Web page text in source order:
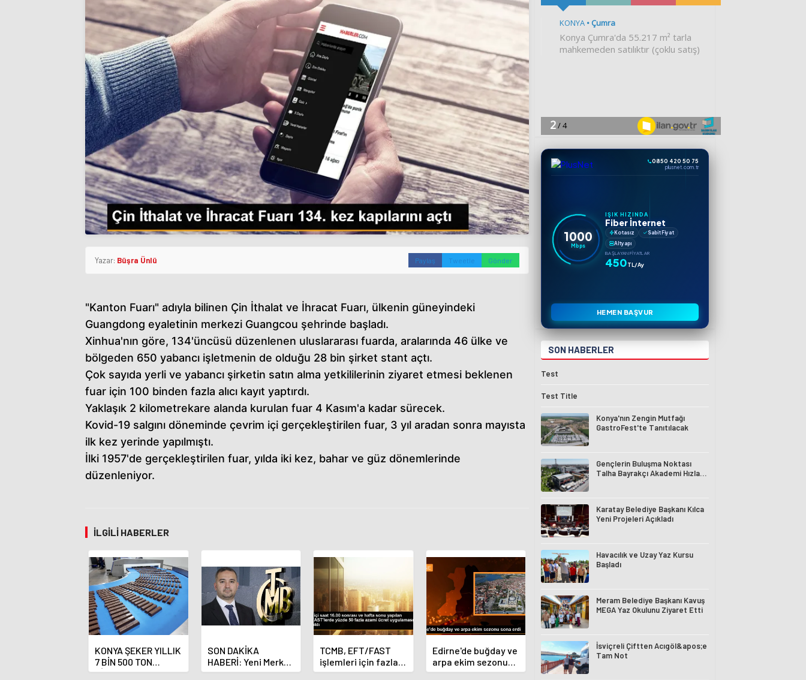
Yazar: Büşra Ünlü Paylaş Tweetle Gönder
"Kanton Fuarı" adıyla bilinen Çin İthalat ve İhracat Fuarı, ülkenin güneyindeki
Guangdong eyaletinin merkezi Guangcou şehrinde başladı.
Xinhua'nın göre, 134'üncüsü düzenlenen uluslararası fuarda, aralarında 46 ülke ve
bölgeden 650 yabancı işletmenin de olduğu 28 bin şirket stant açtı.
Çok sayıda yerli ve yabancı şirketin satın alma yetkililerinin ziyaret etmesi beklenen
fuar için 100 binden fazla alıcı kayıt yaptırdı.
Yaklaşık 2 kilometrekare alanda kurulan fuar 4 Kasım'a kadar sürecek.
Kovid-19 salgını döneminde çevrim içi gerçekleştirilen fuar, 3 yıl aradan sonra mayısta
ilk kez yerinde yapılmıştı.
İlki 1957'de gerçekleştirilen fuar, yılda iki kez, bahar ve güz dönemlerinde
düzenleniyor.
İLGILI HABERLER
KONYA ŞEKER YILLIK
7 BİN 500 TON
ÇİKOLATALI ÜRÜN
SON DAKİKA
HABERİ: Yeni Merkez
Bankası Başkanı
TCMB, EFT/FAST
işlemleri için fazla
ücret uygulamasını
Edirne'de buğday ve
arpa ekim sezonu
sona erdi
0850 420 50 75
plusnet.com.tr
1000
Mbps
IŞIK HIZINDA
Fiber İnternet
Kotasız
Sabit Fiyat
Altyapı
BAŞLAYAN FIYATLAR
450TL/Ay
HEMEN BAŞVUR
SON HABERLER
Test
Test Title
Konya'nın Zengin Mutfağı
GastroFest'te Tanıtılacak
Gençlerin Buluşma Noktası
Talha Bayrakçı Akademi Hızla
Karatay Belediye Başkanı Kılca
Yeni Projeleri Açıkladı
Havacılık ve Uzay Yaz Kursu
Başladı
Meram Belediye Başkanı Kavuş
MEGA Yaz Okulunu Ziyaret Etti
İsviçreli Çiftten Acıgöl&apos;e
Tam Not